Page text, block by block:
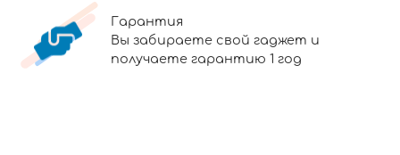
Гарантия
Вы забираете свой гаджет и
получаете гарантию 1 год